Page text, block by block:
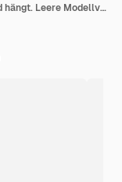
Weißer Bilderrahmen, der an einer Wand hängt. Leere Modellvorlage